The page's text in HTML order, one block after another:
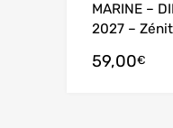
MARINE –
2027 –
59,00€